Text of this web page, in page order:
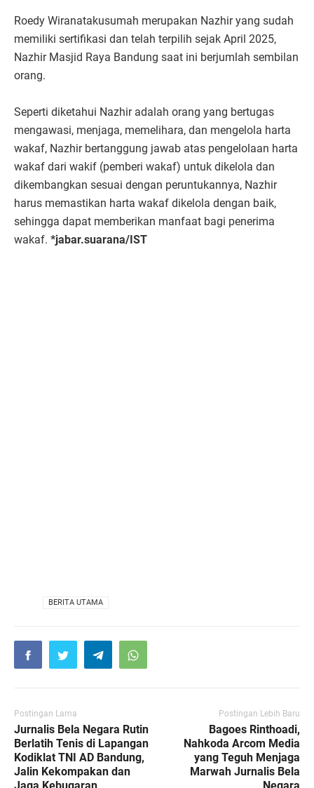
Roedy Wiranatakusumah merupakan Nazhir yang sudah
memiliki sertifikasi dan telah terpilih sejak April 2025,
Nazhir Masjid Raya Bandung saat ini berjumlah sembilan
orang.
Seperti diketahui Nazhir adalah orang yang bertugas
mengawasi, menjaga, memelihara, dan mengelola harta
wakaf, Nazhir bertanggung jawab atas pengelolaan harta
wakaf dari wakif (pemberi wakaf) untuk dikelola dan
dikembangkan sesuai dengan peruntukannya, Nazhir
harus memastikan harta wakaf dikelola dengan baik,
sehingga dapat memberikan manfaat bagi penerima
wakaf. *jabar.suarana/IST
BERITA UTAMA
Postingan Lama
Jurnalis Bela Negara Rutin
Berlatih Tenis di Lapangan
Kodiklat TNI AD Bandung,
Jalin Kekompakan dan
Postingan Lebih Baru
Bagoes Rinthoadi,
Nahkoda Arcom Media
yang Teguh Menjaga
Marwah Jurnalis Bela